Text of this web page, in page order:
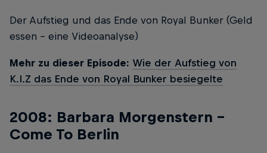
Der Aufstieg und das Ende von Royal Bunker (Geld
essen - eine Videoanalyse)
Mehr zu dieser Episode: Wie der Aufstieg von
K.I.Z das Ende von Royal Bunker besiegelte
2008: Barbara Morgenstern –
Come To Berlin